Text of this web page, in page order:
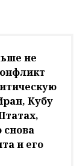
не
Кубу
и его